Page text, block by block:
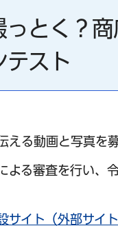
っとく？
テスト
える動画と写真を募
よる審査を行い、
サイト（外部サイ